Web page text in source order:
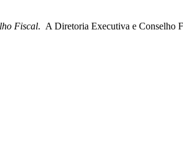
Fiscal. A Diretoria Executiva e Conselho